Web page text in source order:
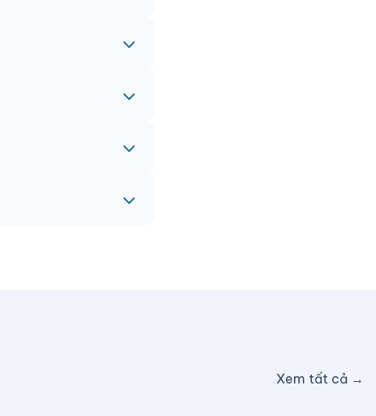
Xem tất cả →